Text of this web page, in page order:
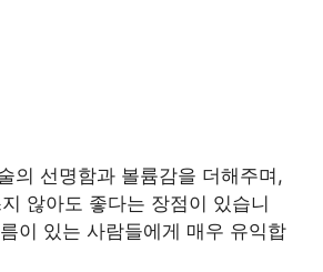
의 선명함과 볼륨감을 더해주며,
않아도 좋다는 장점이 있습니
이 있는 사람들에게 매우 유익합